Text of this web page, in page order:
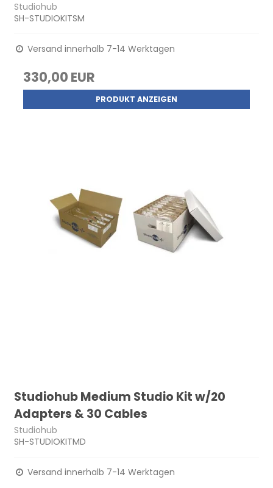
Studiohub
SH-STUDIOKITSM
Versand innerhalb 7-14 Werktagen
330,00 EUR
PRODUKT ANZEIGEN
Studiohub Medium Studio Kit w/20
Adapters & 30 Cables
Studiohub
SH-STUDIOKITMD
Versand innerhalb 7-14 Werktagen